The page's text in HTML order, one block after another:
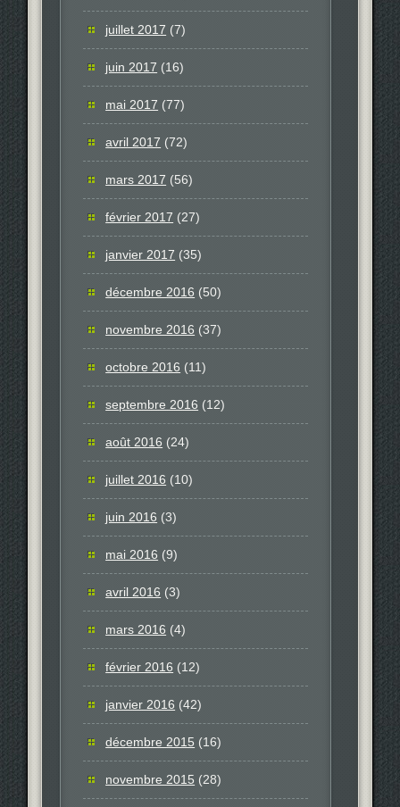
juillet 2017 (7)
juin 2017 (16)
mai 2017 (77)
avril 2017 (72)
mars 2017 (56)
février 2017 (27)
janvier 2017 (35)
décembre 2016 (50)
novembre 2016 (37)
octobre 2016 (11)
septembre 2016 (12)
août 2016 (24)
juillet 2016 (10)
juin 2016 (3)
mai 2016 (9)
avril 2016 (3)
mars 2016 (4)
février 2016 (12)
janvier 2016 (42)
décembre 2015 (16)
novembre 2015 (28)